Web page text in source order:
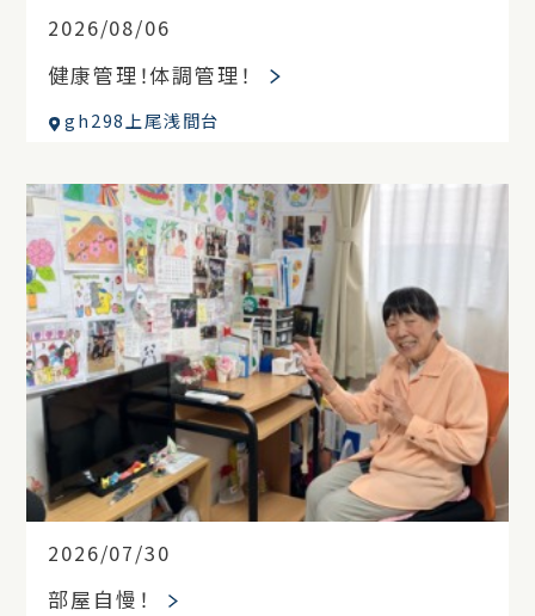
2026/08/06
健康管理！体調管理！
gh298上尾浅間台
2026/07/30
部屋自慢！